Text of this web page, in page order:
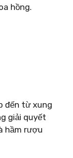
hồng.
đến từ xung
giải quyết
hầm rượu